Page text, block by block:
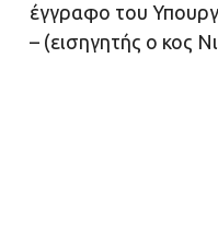
έγγραφο του
– (εισηγητής ο κος